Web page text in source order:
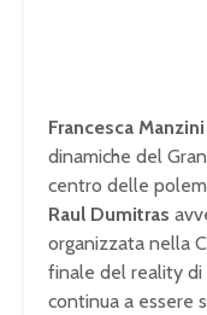
Francesca Manzini
dinamiche del
centro delle
Raul Dumitras
organizzata nella
finale del reality di
continua a essere